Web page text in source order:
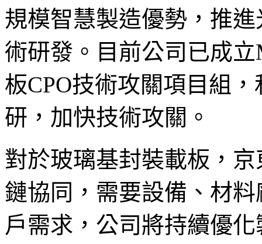
規模智慧製造優勢，推
術研發。目前公司已成
板CPO技術攻關項目組
研，加快技術攻關。
對於玻璃基封裝載板，
鏈協同，需要設備、材
戶需求，公司將持續優